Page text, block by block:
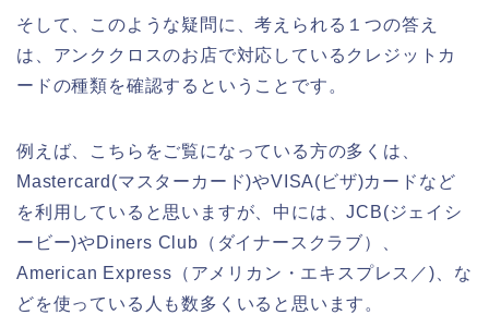
そして、このような疑問に、考えられる１つの答え
は、アンククロスのお店で対応しているクレジットカ
ードの種類を確認するということです。
例えば、こちらをご覧になっている方の多くは、
Mastercard(マスターカード)やVISA(ビザ)カードなど
を利用していると思いますが、中には、JCB(ジェイシ
ービー)やDiners Club（ダイナースクラブ）、
American Express（アメリカン・エキスプレス／)、な
どを使っている人も数多くいると思います。